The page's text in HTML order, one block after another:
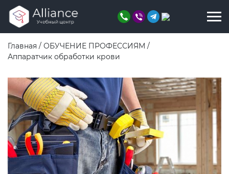
Главная / ОБУЧЕНИЕ ПРОФЕССИЯМ /
Аппаратчик обработки крови